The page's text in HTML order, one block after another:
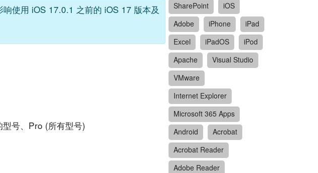
使用 iOS 17.0.1 之前的 iOS 17 版本及
号、Pro (所有型号)
SharePoint
iOS
Adobe
iPhone
iPad
Excel
iPadOS
iPod
Apache
Visual Studio
VMware
Internet Explorer
Microsoft 365 Apps
Android
Acrobat
Acrobat Reader
Adobe Reader